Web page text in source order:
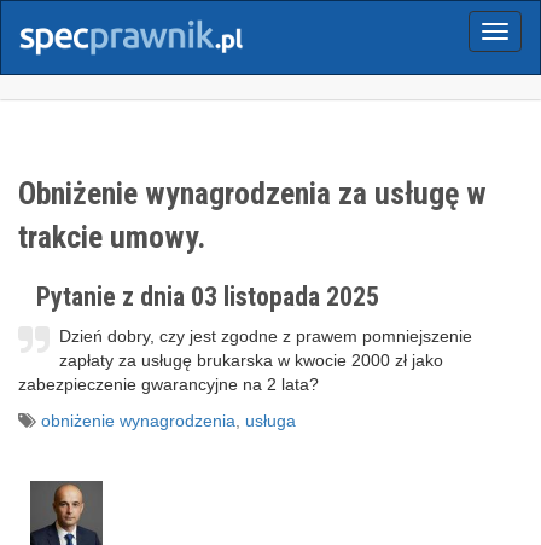
Menu
Obniżenie wynagrodzenia za usługę w
trakcie umowy.
Pytanie z dnia 03 listopada 2025
Dzień dobry, czy jest zgodne z prawem pomniejszenie
zapłaty za usługę brukarska w kwocie 2000 zł jako
zabezpieczenie gwarancyjne na 2 lata?
obniżenie wynagrodzenia
usługa